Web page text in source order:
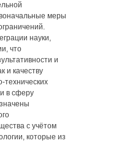
меры
науки,
что
и
и качеству
технических
в сферу
с учётом
которые из